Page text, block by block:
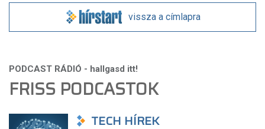
vissza a címlapra
FRISS PODCASTOK
TECH HÍREK